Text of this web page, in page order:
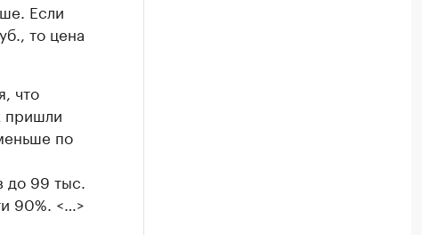
Если
то цена
что
пришли
по
до 99 тыс.
90%. <…>